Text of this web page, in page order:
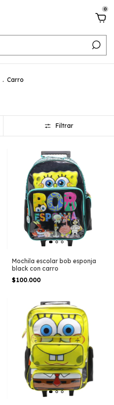
0
. Carro
Filtrar
Mochila escolar bob esponja
black con carro
$100.000